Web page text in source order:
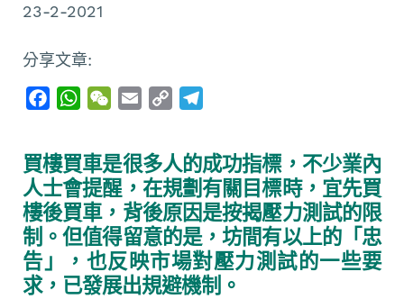
23-2-2021
分享文章:
e
b
o
o
k
W
t
s
A
p
p
W
h
a
t
i
l
y
L
i
n
k
e
g
r
a
m
買樓買車是很多人的成功指標，不少業內
人士會提醒，在規劃有關目標時，宜先買
樓後買車，背後原因是按揭壓力測試的限
制。但值得留意的是，坊間有以上的「忠
告」，也反映市場對壓力測試的一些要
求，已發展出規避機制。